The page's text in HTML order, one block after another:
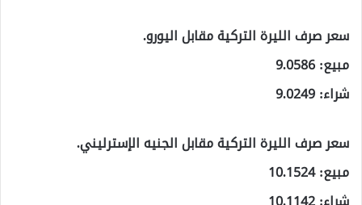
سعر صرف الليرة التركية مقابل اليورو.
مبيع: 9.0586
شراء: 9.0249
سعر صرف الليرة التركية مقابل الجنيه الإسترليني.
مبيع: 10.1524